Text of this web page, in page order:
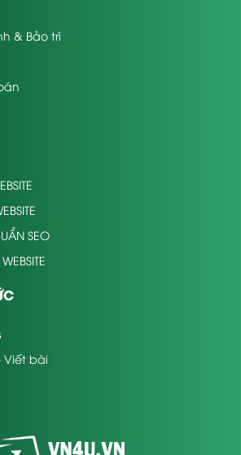
& Bảo trì
SEO
Viết bài